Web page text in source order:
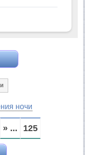
ночи
» ... 125